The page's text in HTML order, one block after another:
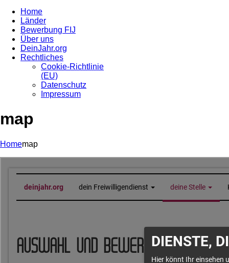
Home
Länder
Bewerbung FIJ
Über uns
DeinJahr.org
Rechtliches
Cookie-Richtlinie
(EU)
Datenschutz
Impressum
map
Homemap